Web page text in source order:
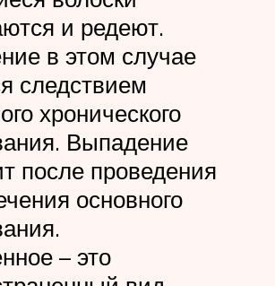
и редеют.
в этом случае
следствием
хронического
Выпадение
после проведения
основного
– это